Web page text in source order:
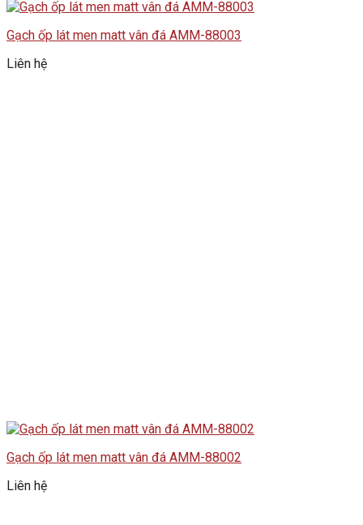
Gạch ốp lát men matt vân đá AMM-88003
Liên hệ
Gạch ốp lát men matt vân đá AMM-88002
Liên hệ